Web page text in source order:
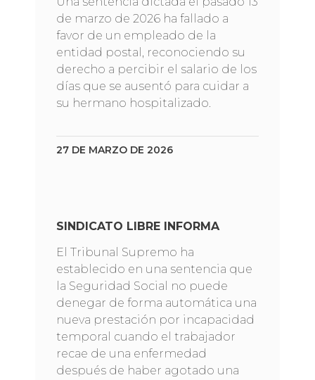
de marzo de 2026 ha fallado a
favor de un empleado de la
entidad postal, reconociendo su
derecho a percibir el salario de los
días que se ausentó para cuidar a
su hermano hospitalizado.
27 DE MARZO DE 2026
SINDICATO LIBRE INFORMA
El Tribunal Supremo ha
establecido en una sentencia que
la Seguridad Social no puede
denegar de forma automática una
nueva prestación por incapacidad
temporal cuando el trabajador
recae de una enfermedad
después de haber agotado una